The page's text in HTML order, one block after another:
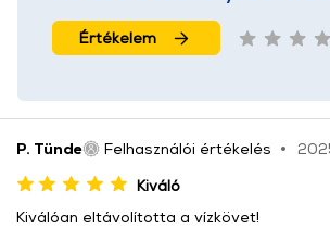
Értékelem
P. Tünde Felhasználói értékelés
Kiváló
Kiválóan eltávolította a vízkövet!